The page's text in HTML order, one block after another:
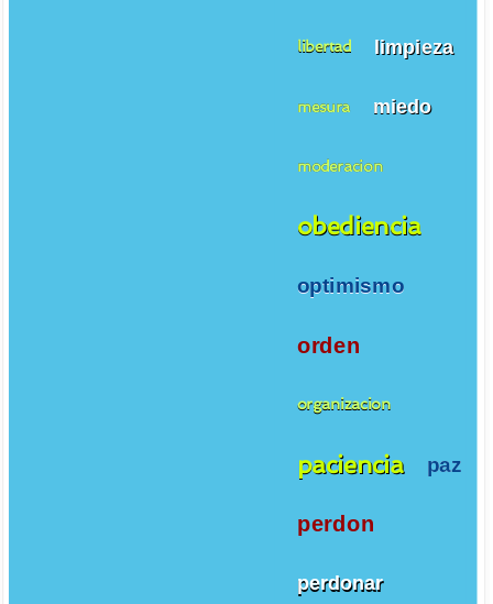
libertad limpieza
mesura miedo
moderacion
obediencia
optimismo
orden
organizacion
paciencia paz
perdon
perdonar